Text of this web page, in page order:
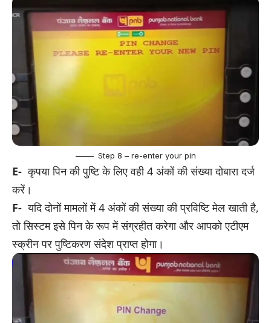
Step 8 – re-enter your pin
E- कृपया पिन की पुष्टि के लिए वही 4 अंकों की संख्या दोबारा दर्ज
करें।
F- यदि दोनों मामलों में 4 अंकों की संख्या की प्रविष्टि मेल खाती है,
तो सिस्टम इसे पिन के रूप में संग्रहीत करेगा और आपको एटीएम
स्क्रीन पर पुष्टिकरण संदेश प्राप्त होगा।